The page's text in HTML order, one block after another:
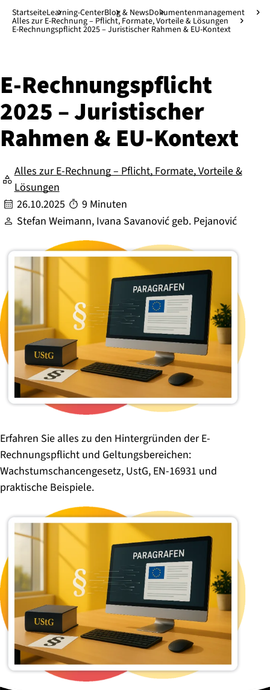
Direkt zum Hauptinhalt↓
StartseiteLearning-CenterBlog & NewsDokumentenmanagement
Alles zur E-Rechnung – Pflicht, Formate, Vorteile & Lösungen
E-Rechnungspflicht 2025 – Juristischer Rahmen & EU-Kontext
E-Rech­nungs­pflicht
2025 – Ju­ris­ti­scher
Rahmen & EU-Kontext
Alles zur E-Rechnung – Pflicht, Formate, Vorteile &
Lösungen
26.10.2025
9 Minuten
Stefan Weimann, Ivana Savanović geb. Pejanović
Erfahren Sie alles zu den Hintergründen der E-
Rechnungspflicht und Geltungsbereichen:
Wachstumschancengesetz, UstG, EN-16931 und
praktische Beispiele.